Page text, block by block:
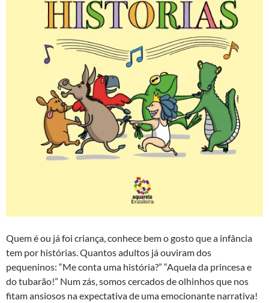
Quem é ou já foi criança, conhece bem o gosto que a infância
tem por histórias. Quantos adultos já ouviram dos
pequeninos: “Me conta uma história?” “Aquela da princesa e
do tubarão!” Num zás, somos cercados de olhinhos que nos
fitam ansiosos na expectativa de uma emocionante narrativa!